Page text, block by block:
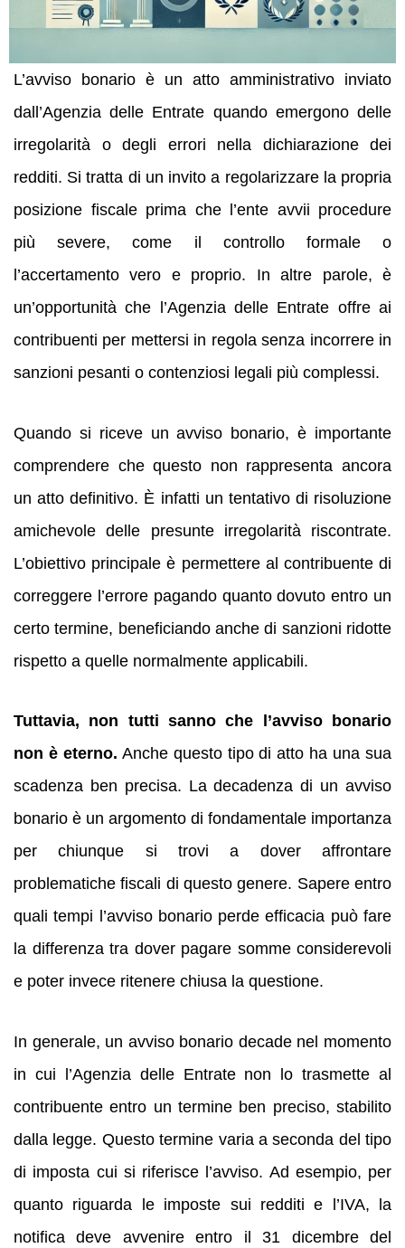
L’avviso bonario è un atto amministrativo inviato
dall’Agenzia delle Entrate quando emergono delle
irregolarità o degli errori nella dichiarazione dei
redditi. Si tratta di un invito a regolarizzare la propria
posizione fiscale prima che l’ente avvii procedure
più severe, come il controllo formale o
l’accertamento vero e proprio. In altre parole, è
un’opportunità che l’Agenzia delle Entrate offre ai
contribuenti per mettersi in regola senza incorrere in
sanzioni pesanti o contenziosi legali più complessi.
Quando si riceve un avviso bonario, è importante
comprendere che questo non rappresenta ancora
un atto definitivo. È infatti un tentativo di risoluzione
amichevole delle presunte irregolarità riscontrate.
L’obiettivo principale è permettere al contribuente di
correggere l’errore pagando quanto dovuto entro un
certo termine, beneficiando anche di sanzioni ridotte
rispetto a quelle normalmente applicabili.
Tuttavia, non tutti sanno che l’avviso bonario
non è eterno. Anche questo tipo di atto ha una sua
scadenza ben precisa. La decadenza di un avviso
bonario è un argomento di fondamentale importanza
per chiunque si trovi a dover affrontare
problematiche fiscali di questo genere. Sapere entro
quali tempi l’avviso bonario perde efficacia può fare
la differenza tra dover pagare somme considerevoli
e poter invece ritenere chiusa la questione.
In generale, un avviso bonario decade nel momento
in cui l’Agenzia delle Entrate non lo trasmette al
contribuente entro un termine ben preciso, stabilito
dalla legge. Questo termine varia a seconda del tipo
di imposta cui si riferisce l’avviso. Ad esempio, per
quanto riguarda le imposte sui redditi e l’IVA, la
notifica deve avvenire entro il 31 dicembre del